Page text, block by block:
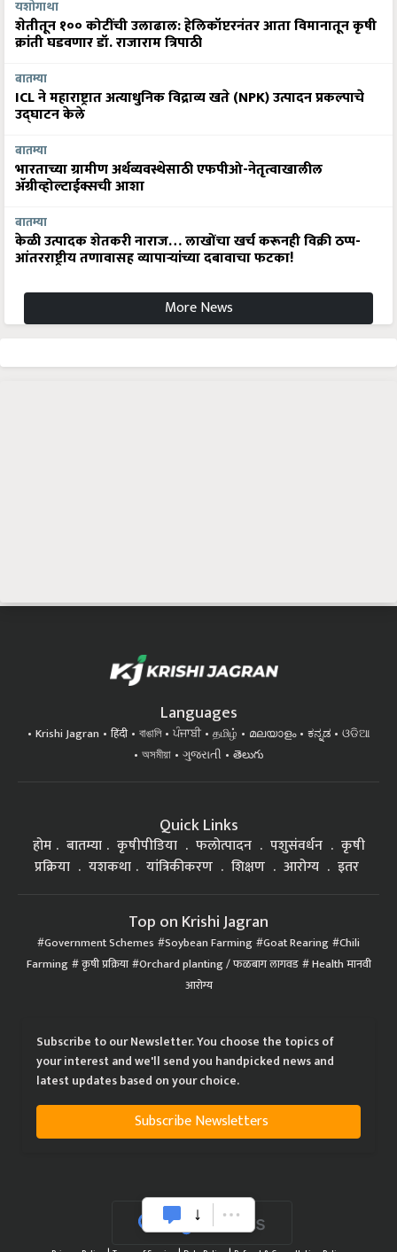
यशोगाथा
शेतीतून १०० कोटींची उलाढाल: हेलिकॉप्टरनंतर आता विमानातून कृषी
क्रांती घडवणार डॉ. राजाराम त्रिपाठी
बातम्या
ICL ने महाराष्ट्रात अत्याधुनिक विद्राव्य खते (NPK) उत्पादन प्रकल्पाचे
उद्घाटन केले
बातम्या
भारताच्या ग्रामीण अर्थव्यवस्थेसाठी एफपीओ-नेतृत्वाखालील
अ‍ॅग्रीव्होल्टाईक्सची आशा
बातम्या
केळी उत्पादक शेतकरी नाराज… लाखोंचा खर्च करूनही विक्री ठप्प-
आंतरराष्ट्रीय तणावासह व्यापाऱ्यांच्या दबावाचा फटका!
More News
Languages
Krishi Jagran हिंदी বাঙালি ਪੰਜਾਬੀ தமிழ் മലയാളം ಕನ್ನಡ
ଓଡିଆ
অসমীয়া
ગુજરાતી తెలుగు
Quick Links
होम बातम्या कृषीपीडिया फलोत्पादन पशुसंवर्धन
कृषी
प्रक्रिया
यशकथा यांत्रिकीकरण शिक्षण आरोग्य इतर
Top on Krishi Jagran
Government Schemes Soybean Farming Goat Rearing Chili
Farming कृषी प्रक्रिया Orchard planting / फळबाग लागवड Health मानवी
आरोग्य
Subscribe to our Newsletter. You choose the topics of
your interest and we'll send you handpicked news and
latest updates based on your choice.
Subscribe Newsletters